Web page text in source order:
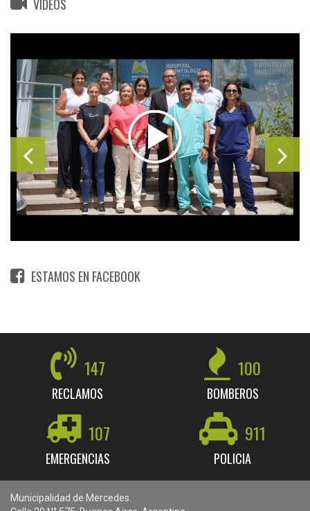
VIDEOS
ESTAMOS EN FACEBOOK
147
RECLAMOS
100
BOMBEROS
107
EMERGENCIAS
911
POLICIA
Municipalidad de Mercedes.